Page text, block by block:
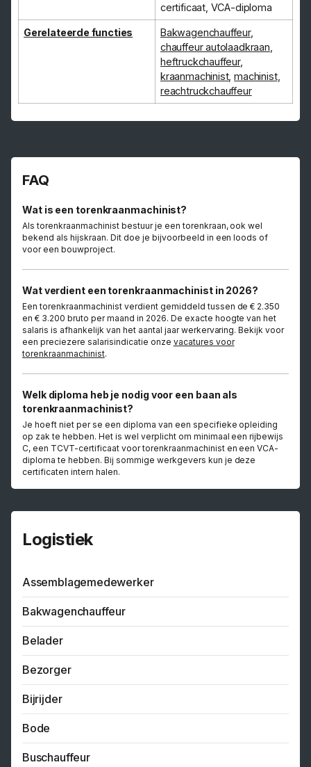
certificaat, VCA-diploma
Gerelateerde functies Bakwagenchauffeur,
chauffeur autolaadkraan
heftruckchauffeur,
kraanmachinist,machinist,
reachtruckchauffeur
FAQ
Wat is een torenkraanmachinist?
Als torenkraanmachinist bestuur je een torenkraan, ook wel
bekend als hijskraan. Dit doe je bijvoorbeeld in een loods of
voor een bouwproject.
Wat verdient een torenkraanmachinist in 2026?
Een torenkraanmachinist verdient gemiddeld tussen de € 2.350
en € 3.200 bruto per maand in 2026. De exacte hoogte van het
salaris is afhankelijk van het aantal jaar werkervaring. Bekijk voor
een preciezere salarisindicatie onze vacatures voor
torenkraanmachinist.
Welk diploma heb je nodig voor een baan als
torenkraanmachinist?
Je hoeft niet per se een diploma van een specifieke opleiding
op zak te hebben. Het is wel verplicht om minimaal een rijbewijs
C, een TCVT-certificaat voor torenkraanmachinist en een VCA-
diploma te hebben. Bij sommige werkgevers kun je deze
certificaten intern halen.
Logistiek
Assemblagemedewerker
Bakwagenchauffeur
Belader
Bezorger
Bijrijder
Bode
Buschauffeur